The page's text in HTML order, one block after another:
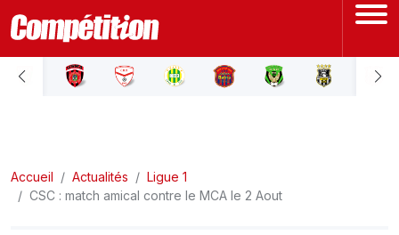
ACCUEIL
LIGUE 2
Accueil Actualités
Ligue 1
CSC : match amical contre le MCA le 2 Aout